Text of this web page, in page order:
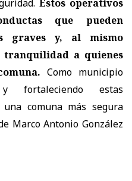
Estos operativos
que pueden
graves y, al mismo
a quienes
Como municipio
fortaleciendo estas
comuna más segura
Marco Antonio González